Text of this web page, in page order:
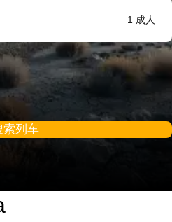
1 成人
索列车